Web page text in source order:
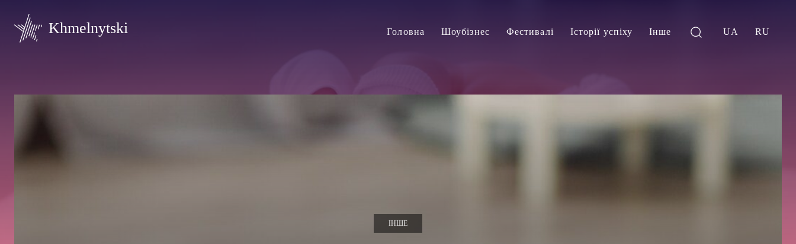
Khmelnytski Головна Шоубізнес Фестивалі Історії успіху Інше UA RU
ІНШЕ